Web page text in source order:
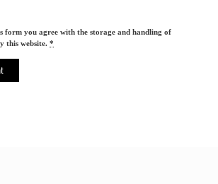
form you agree with the storage and handling of
this website.*